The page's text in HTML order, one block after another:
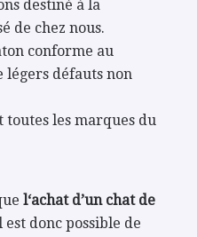
destiné à la
de chez nous.
conforme au
légers défauts non
toutes les marques du
l‘achat d’un chat de
donc possible de